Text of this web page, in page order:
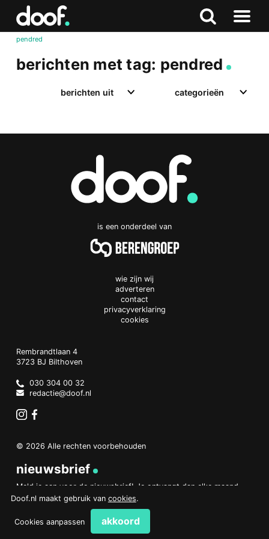
Zoeken
Naar
pendred
berichten met tag: pendred
berichten uit categorieën
Doof.nl
Zoeken
is een onderdeel van
wie zijn wij
adverteren
contact
privacyverklaring
cookies
Doof.nl
work
Rembrandtlaan 4
3723 BJ Bilthoven
Netherlands
030 304 00 32
redactie@doof.nl
© 2026 Alle rechten voorbehouden
nieuwsbrief
Meld je aan voor de nieuwsbrief! Je ontvangt dan elke maand
een overzicht van het belangrijkste nieuws.
aanmelden
Doof.nl maakt gebruik van cookies.
Cookies aanpassen akkoord
PHP Code SnippetsPowered By :